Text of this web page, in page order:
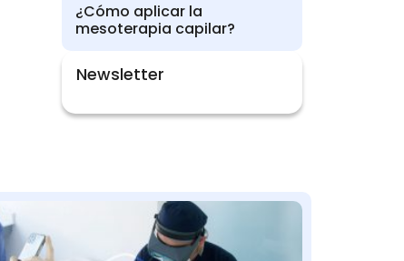
¿Cómo aplicar la
mesoterapia capilar?
Newsletter